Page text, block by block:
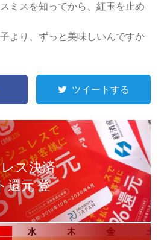
ミスを知ってから、紅玉を止め
より、ずっと美味しいんですか
ツイートする
ス決済
還元 登